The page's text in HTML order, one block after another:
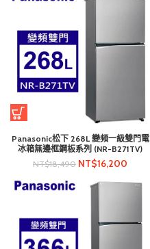
Panasonic松下 268L 變頻一級雙門電
冰箱無邊框鋼板系列 (NR-B271TV)
NT$18,490 NT$16,200